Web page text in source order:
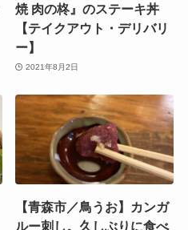
焼 肉の柊』のステーキ丼
【テイクアウト・デリバリ
ー】
2021年8月2日
【青森市／鳥うお】カンガ
ルー刺し。久しぶりに食べ